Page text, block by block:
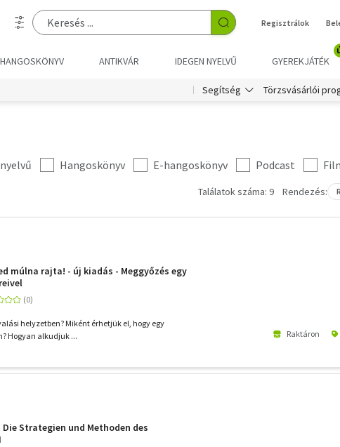
Regisztrálok
HANGOSKÖNYV ANTIKVÁR IDEGEN NYELVŰ GYEREKJÁTÉK
Segítség Törzsvásárlói
Hangoskönyv E-hangoskönyv Podcast
Találatok száma: 9 Rendezés:
múlna rajta! - új kiadás - Meggyőzés egy
helyzetben? Miként érhetjük el, hogy egy
Hogyan alkudjuk ...
Raktáron
Strategien und Methoden des